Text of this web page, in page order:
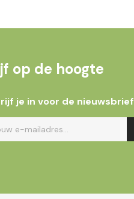
op de hoogte
je in voor de nieuwsbrief